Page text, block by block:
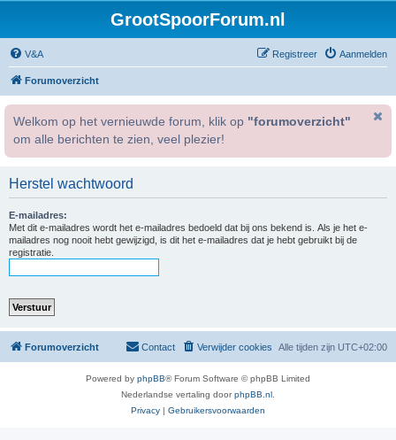
GrootSpoorForum.nl
V&A Aanmelden
Registreer
Forumoverzicht
Welkom op het vernieuwde forum, klik op "forumoverzicht"
om alle berichten te zien, veel plezier!
Herstel wachtwoord
E-mailadres:
Met dit e-mailadres wordt het e-mailadres bedoeld dat bij ons bekend is. Als je het e-
mailadres nog nooit hebt gewijzigd, is dit het e-mailadres dat je hebt gebruikt bij de
registratie.
Forumoverzicht Alle tijden zijn UTC+02:00
Verwijder cookies
Contact
Powered by phpBB® Forum Software © phpBB Limited
Nederlandse vertaling doorphpBB.nl
Privacy | Gebruikersvoorwaarden